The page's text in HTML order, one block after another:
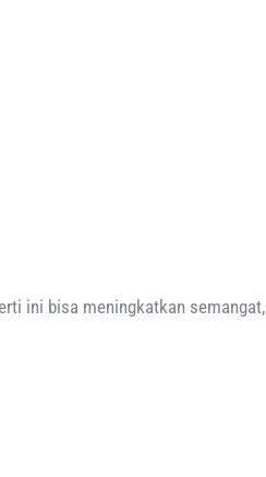
ini bisa meningkatkan semangat,